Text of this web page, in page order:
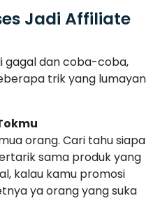
Jadi Affiliate
gagal dan coba-coba,
trik yang lumayan
orang. Cari tahu siapa
sama produk yang
kalau kamu promosi
ya orang yang suka